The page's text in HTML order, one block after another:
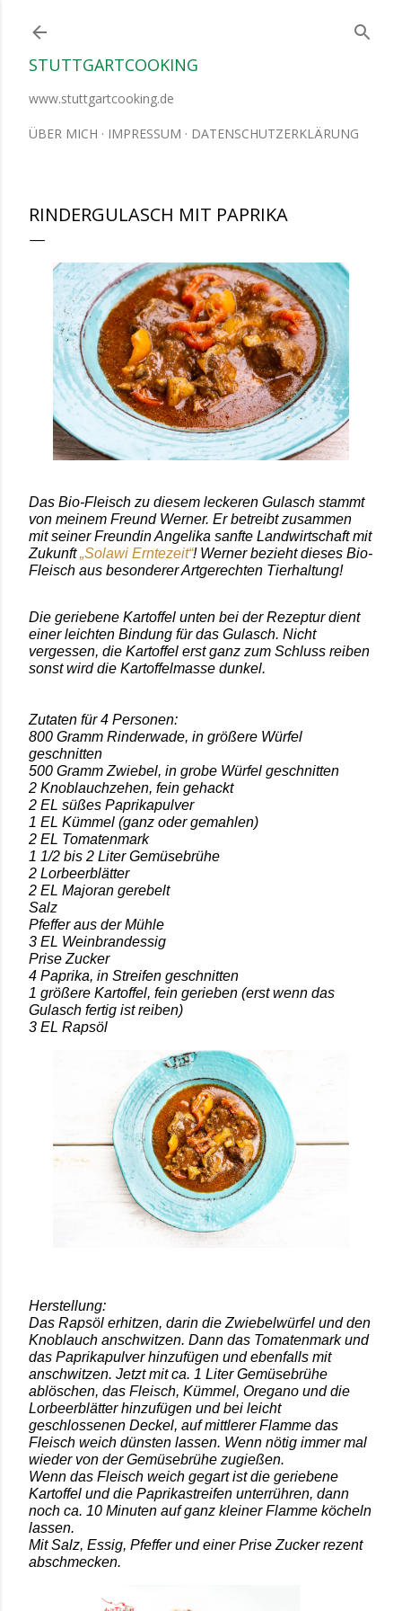
STUTTGARTCOOKING
www.stuttgartcooking.de
ÜBER MICH IMPRESSUM DATENSCHUTZERKLÄRUNG
RINDERGULASCH MIT PAPRIKA
Das Bio-Fleisch zu diesem leckeren Gulasch stammt
von meinem Freund Werner. Er betreibt zusammen
mit seiner Freundin Angelika sanfte Landwirtschaft mit
Zukunft„Solawi Erntezeit“! Werner bezieht dieses Bio-
Fleisch aus besonderer Artgerechten Tierhaltung!
Die geriebene Kartoffel unten bei der Rezeptur dient
einer leichten Bindung für das Gulasch. Nicht
vergessen, die Kartoffel erst ganz zum Schluss reiben
sonst wird die Kartoffelmasse dunkel.
Zutaten für 4 Personen:
800 Gramm Rinderwade, in größere Würfel
geschnitten
500 Gramm Zwiebel, in grobe Würfel geschnitten
2 Knoblauchzehen, fein gehackt
2 EL süßes Paprikapulver
1 EL Kümmel (ganz oder gemahlen)
2 EL Tomatenmark
1 1/2 bis 2 Liter Gemüsebrühe
2 Lorbeerblätter
2 EL Majoran gerebelt
Salz
Pfeffer aus der Mühle
3 EL Weinbrandessig
Prise Zucker
4 Paprika, in Streifen geschnitten
1 größere Kartoffel, fein gerieben (erst wenn das
Gulasch fertig ist reiben)
3 EL Rapsöl
Herstellung:
Das Rapsöl erhitzen, darin die Zwiebelwürfel und den
Knoblauch anschwitzen. Dann das Tomatenmark und
das Paprikapulver hinzufügen und ebenfalls mit
anschwitzen. Jetzt mit ca. 1 Liter Gemüsebrühe
ablöschen, das Fleisch, Kümmel, Oregano und die
Lorbeerblätter hinzufügen und bei leicht
geschlossenen Deckel, auf mittlerer Flamme das
Fleisch weich dünsten lassen. Wenn nötig immer mal
wieder von der Gemüsebrühe zugießen.
Wenn das Fleisch weich gegart ist die geriebene
Kartoffel und die Paprikastreifen unterrühren, dann
noch ca. 10 Minuten auf ganz kleiner Flamme köcheln
lassen.
Mit Salz, Essig, Pfeffer und einer Prise Zucker rezent
abschmecken.